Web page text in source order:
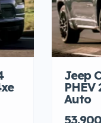
Jeep
Auto